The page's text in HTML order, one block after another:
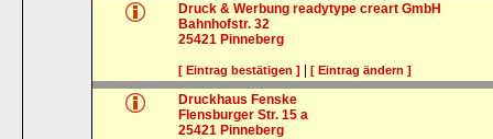
Druck & Werbung readytype creart GmbH
Bahnhofstr. 32
25421 Pinneberg
[ Eintrag bestätigen ] |[ Eintrag ändern ]
Druckhaus Fenske
Flensburger Str. 15 a
25421 Pinneberg